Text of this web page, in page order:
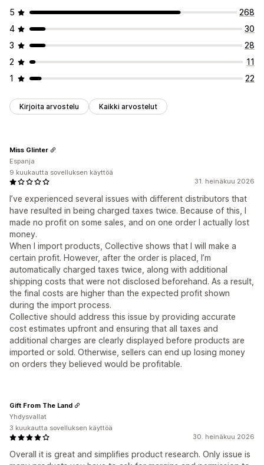
Hankintasijainnit
5
268
4
30
3
28
2
11
1
22
Kirjoita arvostelu Kaikki arvostelut
31. heinäkuu 2026
I’ve experienced several issues with different distributors that
have resulted in being charged taxes twice. Because of this, I
made no profit on some sales, and on one order I actually lost
money.
When I import products, Collective shows that I will make a
certain profit. However, after the order is placed, I’m
automatically charged taxes twice, along with additional
shipping costs that were not disclosed beforehand. As a result,
the final costs are higher than the expected profit shown
during the import process.
Collective should address this issue by providing accurate
cost estimates upfront and ensuring that all taxes and
additional charges are clearly displayed before products are
imported or sold. Otherwise, sellers can end up losing money
on orders they believed would be profitable.
Miss Glinter
Espanja
9 kuukautta sovelluksen käyttöä
30. heinäkuu 2026
Overall it is great and simplifies product research. Only issue is
Gift From The Land
Yhdysvallat
3 kuukautta sovelluksen käyttöä